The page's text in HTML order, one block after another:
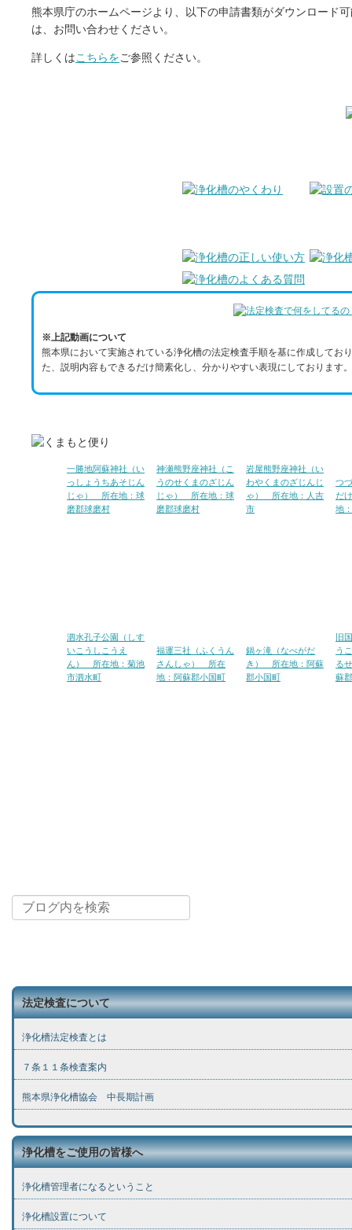
熊本県庁のホームページより、以下の申請書類がダウンロード
は、お問い合わせください。
詳しくはこちらをご参照ください。
※上記動画について
熊本県において実施されている浄化槽の法定検査手順を基に作成して
た、説明内容もできるだけ簡素化し、分かりやすい表現にしておりま
一勝地阿蘇神社（い
っしょうちあそじん
じゃ） 所在地：球
磨郡球磨村
神瀬熊野座神社（こ
うのせくまのざじん
じゃ） 所在地：球
磨郡球磨村
岩屋熊野座神社（い
わやくまのざじんじ
ゃ） 所在地：人吉
市
つ
だ
地
泗水孔子公園（しす
いこうしこうえ
ん） 所在地：菊池
市泗水町
福運三社（ふくうん
さんしゃ） 所在
地：阿蘇郡小国町
鍋ヶ滝（なべがだ
き） 所在地：阿蘇
郡小国町
旧
う
る
蘇
法定検査について
浄化槽法定検査とは
７条１１条検査案内
熊本県浄化槽協会 中長期計画
浄化槽をご使用の皆様へ
浄化槽管理者になるということ
浄化槽設置について